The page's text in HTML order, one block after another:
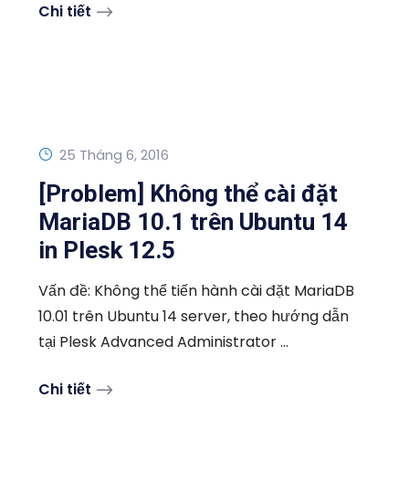
Chi tiết
25 Tháng 6, 2016
[Problem] Không thể cài đặt
MariaDB 10.1 trên Ubuntu 14
in Plesk 12.5
Vấn đề: Không thể tiến hành cài đặt MariaDB
10.01 trên Ubuntu 14 server, theo hướng dẫn
tại Plesk Advanced Administrator ...
Chi tiết